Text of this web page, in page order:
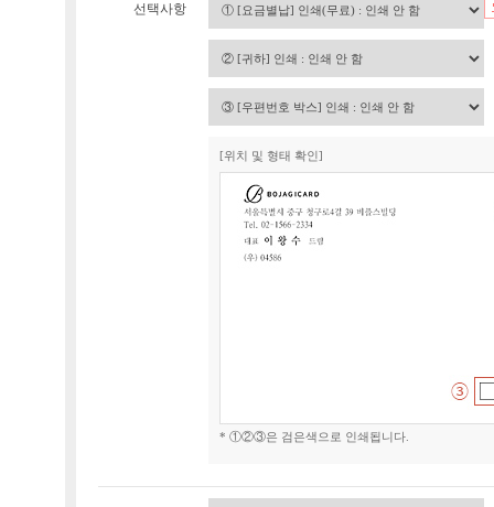
선택사항
[위치 및 형태 확인]
* ①②③은 검은색으로 인쇄됩니다.